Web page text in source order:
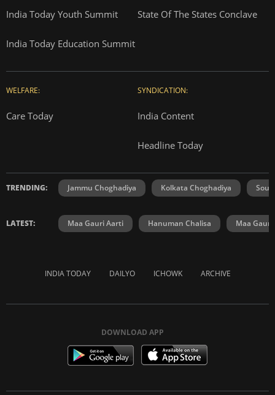
India Today Youth Summit State Of The States Conclave
India Today Education Summit
WELFARE:
Care Today
SYNDICATION:
India Content
Headline Today
TRENDING: Jammu Choghadiya Kolkata Choghadiya
LATEST: Maa Gauri Aarti Hanuman Chalisa Maa Gauri
INDIA TODAY DAILYO ICHOWK ARCHIVE
DOWNLOAD APP